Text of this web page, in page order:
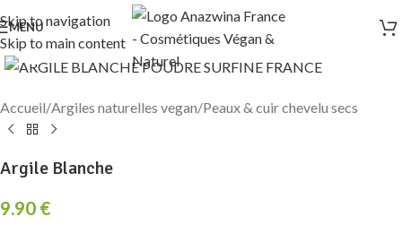
Skip to navigation
Skip to main content
MENU
Click to enlarge
Accueil/Argiles naturelles vegan/Peaux & cuir chevelu secs
Argile Blanche
9.90 €